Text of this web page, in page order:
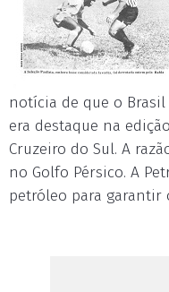
notícia de que o
era destaque na
Cruzeiro do Sul. A
no Golfo Pérsico. A
petróleo para garantir